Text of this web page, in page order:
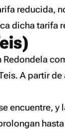
reducida,
dicha tarifa
A partir
encuentre, y